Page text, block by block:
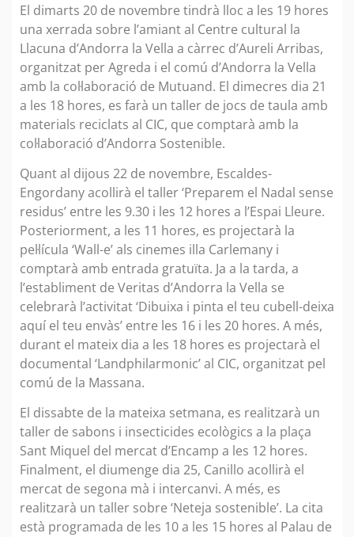
El dimarts 20 de novembre tindrà lloc a les 19 hores
una xerrada sobre l’amiant al Centre cultural la
Llacuna d’Andorra la Vella a càrrec d’Aureli Arribas,
organitzat per Agreda i el comú d’Andorra la Vella
amb la col·laboració de Mutuand. El dimecres dia 21
a les 18 hores, es farà un taller de jocs de taula amb
materials reciclats al CIC, que comptarà amb la
col·laboració d’Andorra Sostenible.
Quant al dijous 22 de novembre, Escaldes-
Engordany acollirà el taller ‘Preparem el Nadal sense
residus’ entre les 9.30 i les 12 hores a l’Espai Lleure.
Posteriorment, a les 11 hores, es projectarà la
pel·lícula ‘Wall-e’ als cinemes illa Carlemany i
comptarà amb entrada gratuïta. Ja a la tarda, a
l’establiment de Veritas d’Andorra la Vella se
celebrarà l’activitat ‘Dibuixa i pinta el teu cubell-deixa
aquí el teu envàs’ entre les 16 i les 20 hores. A més,
durant el mateix dia a les 18 hores es projectarà el
documental ‘Landphilarmonic’ al CIC, organitzat pel
comú de la Massana.
El dissabte de la mateixa setmana, es realitzarà un
taller de sabons i insecticides ecològics a la plaça
Sant Miquel del mercat d’Encamp a les 12 hores.
Finalment, el diumenge dia 25, Canillo acollirà el
mercat de segona mà i intercanvi. A més, es
realitzarà un taller sobre ‘Neteja sostenible’. La cita
està programada de les 10 a les 15 hores al Palau de